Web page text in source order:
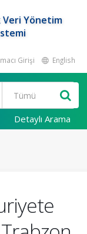
Veri Yönetim
Girişi English
Detaylı Arama